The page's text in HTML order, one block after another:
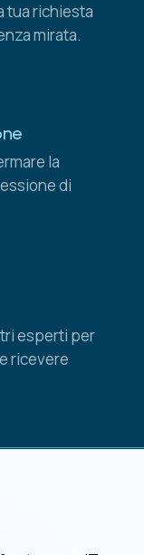
tua richiesta
mirata.
la
di
esperti per
ricevere